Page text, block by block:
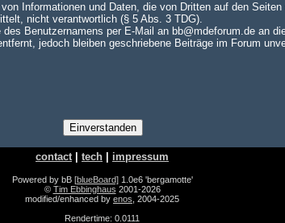
Informationen und Daten, die von Dritten auf den
nicht verantwortlich (§ 5 Abs. 3 TDG).
Benutzernamens per E-Mail an bb@mdeforum.de an
jedoch bleiben geschriebene Beiträge im Forum
contact| tech impressum
Powered by bB [blueBoard] 1.0e6 'bergamotte'
© Tim Ebbinghaus 2001-2026
modified/enhanced by enos , 2004-2025
Rendertime: 0.0111